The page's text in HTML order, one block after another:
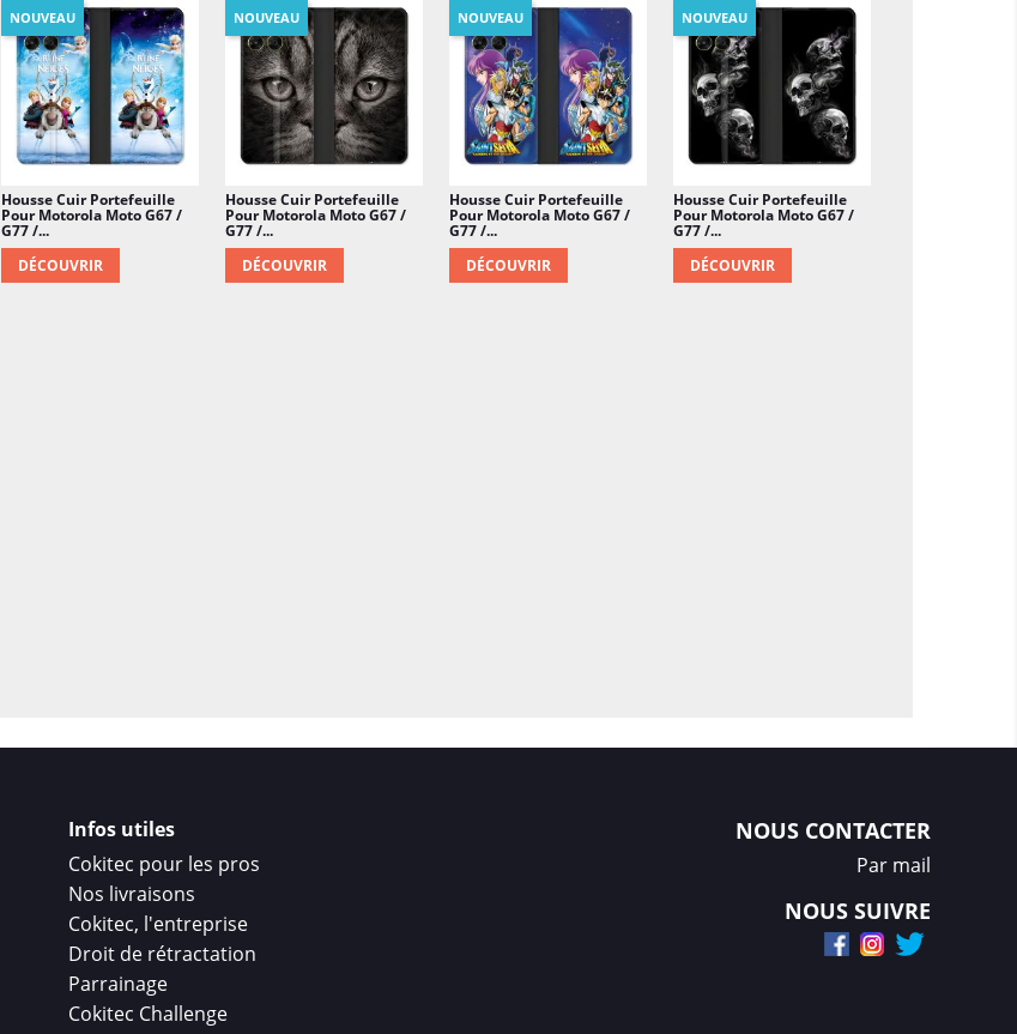
Housse Cuir Portefeuille
Pour Motorola Moto G67 /
G77 /...
DÉCOUVRIR
NOUVEAU
Housse Cuir Portefeuille
Pour Motorola Moto G67 /
G77 /...
DÉCOUVRIR
NOUVEAU
Housse Cuir Portefeuille
Pour Motorola Moto G67 /
G77 /...
DÉCOUVRIR
NOUVEAU
Housse Cuir Portefeuille
Pour Motorola Moto G67 /
G77 /...
DÉCOUVRIR
NOUVEAU
Infos utiles
Cokitec pour les pros
Nos livraisons
Cokitec, l'entreprise
Droit de rétractation
Parrainage
Cokitec Challenge
NOUS CONTACTER
Par mail
NOUS SUIVRE